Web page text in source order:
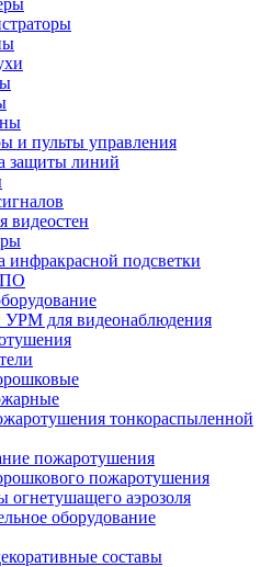
и пульты управления
защиты линий
видеостен
инфракрасной подсветки
ПО
УРМ для видеонаблюдения
тонкораспыленной
пожаротушения
пожаротушения
огнетушащего аэрозоля
оборудование
составы